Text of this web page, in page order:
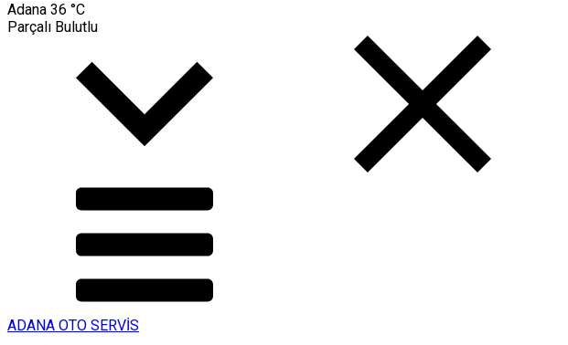
Adana 36 °C
Parçalı Bulutlu
ADANA OTO SERVİS